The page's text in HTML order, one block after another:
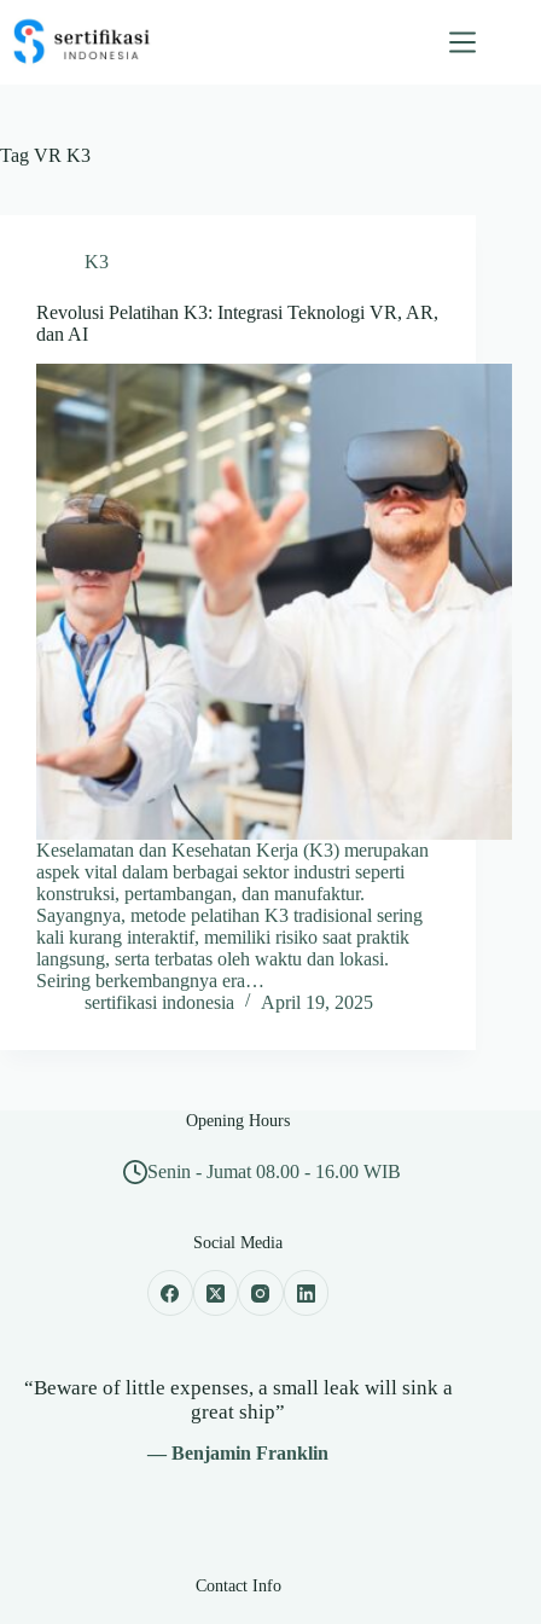
content
Tag VR K3
K3
Revolusi Pelatihan K3: Integrasi Teknologi VR, AR,
dan AI
Keselamatan dan Kesehatan Kerja (K3) merupakan
aspek vital dalam berbagai sektor industri seperti
konstruksi, pertambangan, dan manufaktur.
Sayangnya, metode pelatihan K3 tradisional sering
kali kurang interaktif, memiliki risiko saat praktik
langsung, serta terbatas oleh waktu dan lokasi.
Seiring berkembangnya era…
sertifikasi indonesia
April 19, 2025
Opening Hours
Senin - Jumat 08.00 - 16.00 WIB
Social Media
“Beware of little expenses, a small leak will sink a
great ship”
— Benjamin Franklin
Contact Info